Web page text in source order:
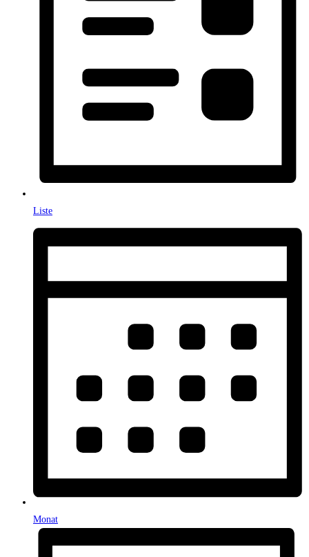
Liste
Monat